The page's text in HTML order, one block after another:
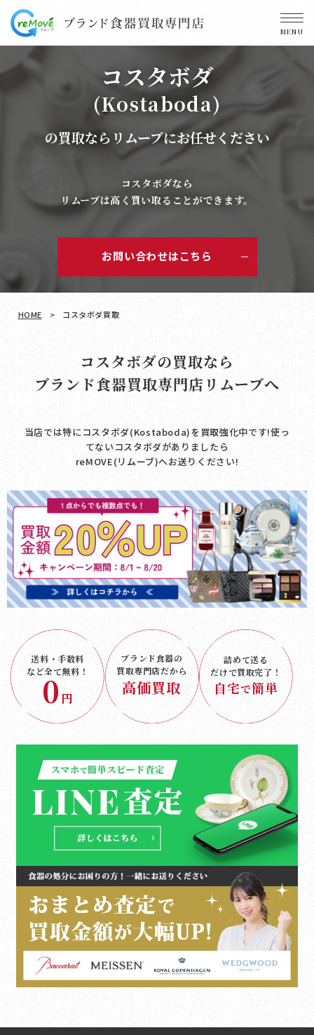
MENU
コスタボダ
(Kostaboda)
の買取ならリムーブにお任せください
コスタボダなら
リムーブは高く買い取ることができます。
お問い合わせはこちら
HOME > コスタボダ買取
コスタボダの買取なら
ブランド食器買取専門店リムーブへ
当店では特にコスタボダ(Kostaboda)を買取強化中です!使っ
てないコスタボダがありましたら
reMOVE(リムーブ)へお送りください!
送料・手数料
など全て無料！
0 円
ブランド食器の
買取専門店だから
高価買取
詰めて送る
だけで買取完了！
自宅で簡単